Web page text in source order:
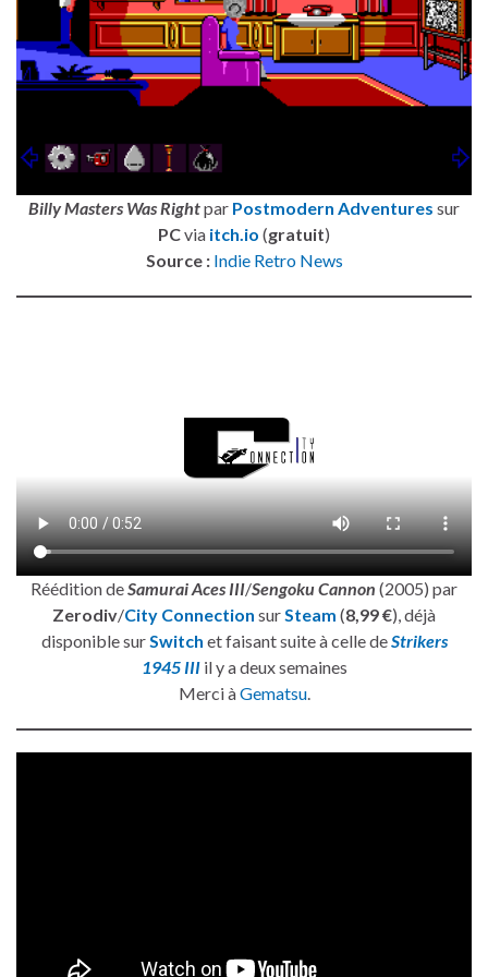
Billy Masters Was Rightpar Postmodern Adventures sur
PCvia itch.io (gratuit)
Source : Indie Retro News
Réédition deSamurai Aces III/Sengoku Cannon (2005) par
Zerodiv/City Connection surSteam (8,99 €), déjà
disponible surSwitch et faisant suite à celle deStrikers
1945 IIIil y a deux semaines
Merci àGematsu.